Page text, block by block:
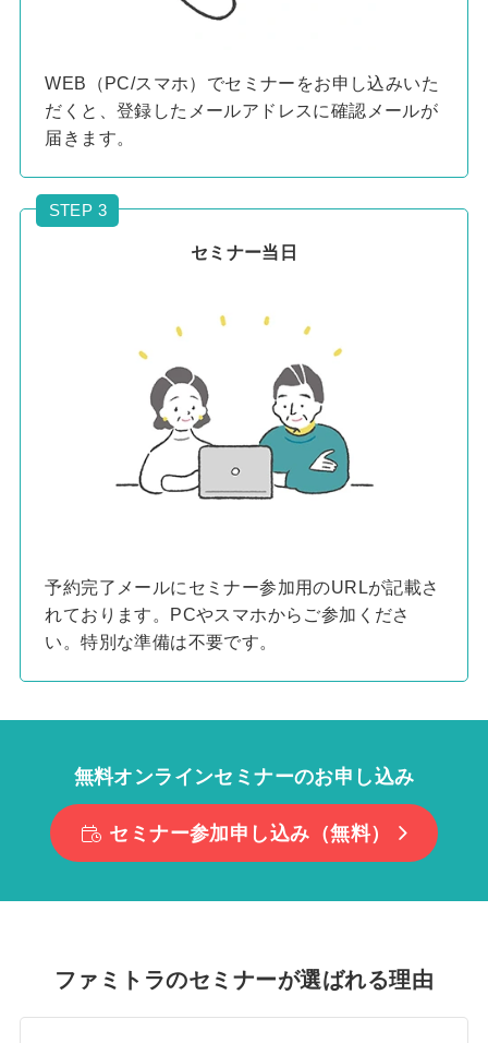
WEB（PC/スマホ）でセミナーをお申し込みいた
だくと、登録したメールアドレスに確認メールが
届きます。
STEP 3
セミナー当日
予約完了メールにセミナー参加用のURLが記載さ
れております。PCやスマホからご参加くださ
い。特別な準備は不要です。
無料オンラインセミナーのお申し込み
セミナー参加申し込み（無料）
ファミトラのセミナーが選ばれる理由